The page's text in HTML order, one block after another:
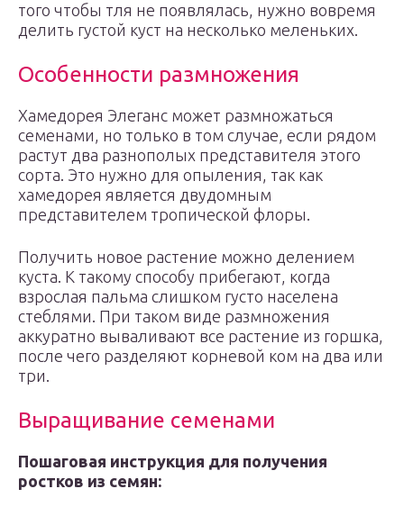
того чтобы тля не появлялась, нужно вовремя
делить густой куст на несколько меленьких.
Особенности размножения
Хамедорея Элеганс может размножаться
семенами, но только в том случае, если рядом
растут два разнополых представителя этого
сорта. Это нужно для опыления, так как
хамедорея является двудомным
представителем тропической флоры.
Получить новое растение можно делением
куста. К такому способу прибегают, когда
взрослая пальма слишком густо населена
стеблями. При таком виде размножения
аккуратно вываливают все растение из горшка,
после чего разделяют корневой ком на два или
три.
Выращивание семенами
Пошаговая инструкция для получения
ростков из семян: